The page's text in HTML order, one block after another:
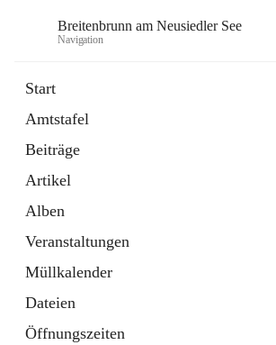
Breitenbrunn am Neusiedler See
Navigation
Start
Amtstafel
Beiträge
Artikel
Alben
Veranstaltungen
Müllkalender
Dateien
Öffnungszeiten
18 Schnellzugriffe
Gemeindeservice